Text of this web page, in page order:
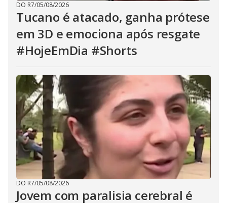
DO R7/05/08/2026
Tucano é atacado, ganha prótese
em 3D e emociona após resgate
#HojeEmDia #Shorts
DO R7/05/08/2026
Jovem com paralisia cerebral é